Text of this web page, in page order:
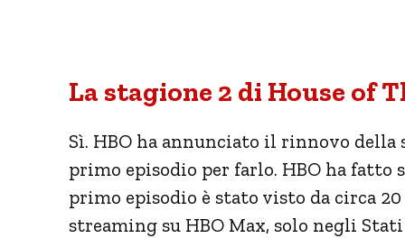
La stagione 2 di House of
Sì. HBO ha annunciato il rinnovo
primo episodio per farlo. HBO ha
primo episodio è stato visto da circa
streaming su HBO Max, solo negli